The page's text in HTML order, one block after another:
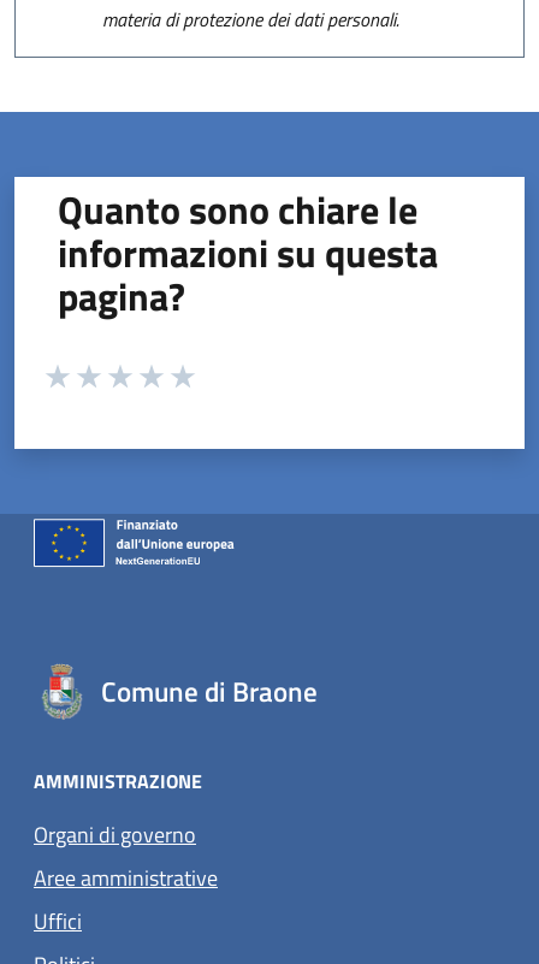
materia di protezione dei dati personali.
Quanto sono chiare le
informazioni su questa
pagina?
Valuta da 1 a 5 stelle la pagina
Comune di Braone
AMMINISTRAZIONE
Organi di governo
Aree amministrative
Uffici